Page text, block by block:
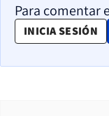
Para comentar
INICIA SESIÓN